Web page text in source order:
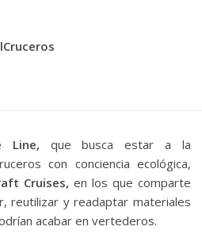
Line, que busca estar a la
con conciencia ecológica,
Cruises, en los que comparte
reutilizar y readaptar materiales
acabar en vertederos.